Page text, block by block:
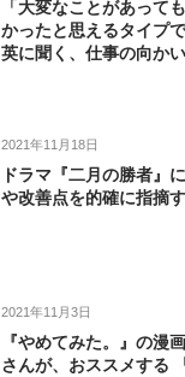
「大変なことがあって
かったと思えるタイプ
英に聞く、仕事の向か
2021年11月18日
ドラマ『二月の勝者』
や改善点を的確に指摘
2021年11月3日
『やめてみた。』の漫
さんが、おススメする